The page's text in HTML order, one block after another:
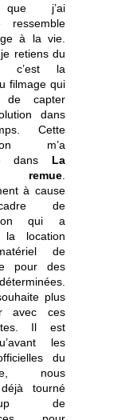
j’ai
ressemble
à la vie.
retiens du
, c’est la
filmage qui
de capter
dans
Cette
m’a
dans La
à cause
de
qui a
la location
de
pour des
plus
avec ces
Il est
les
du
nous
tourné
de